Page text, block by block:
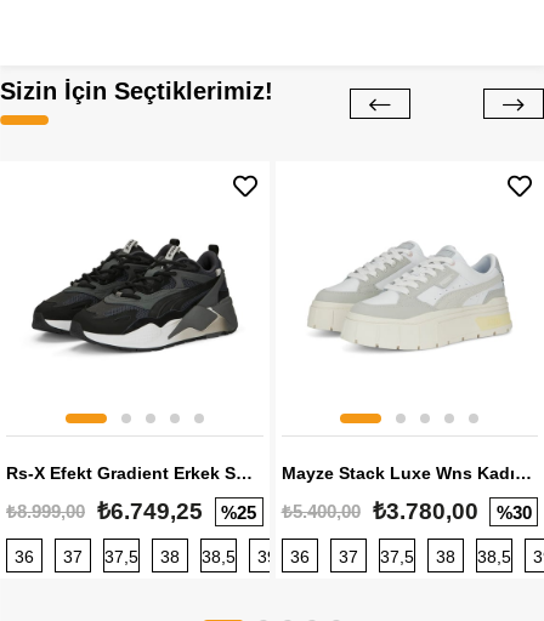
Sizin İçin Seçtiklerimiz!
Rs-X Efekt Gradient Erkek Sneaker
₺8.999,00 ₺6.749,25 %25
36 37 37,5 38 38,5 39 40 40,5 41 42 42,5
Mayze Stack Luxe Wns Kadın Sneaker
₺5.400,00 ₺3.780,00 %30
36 37 37,5 38 38,5